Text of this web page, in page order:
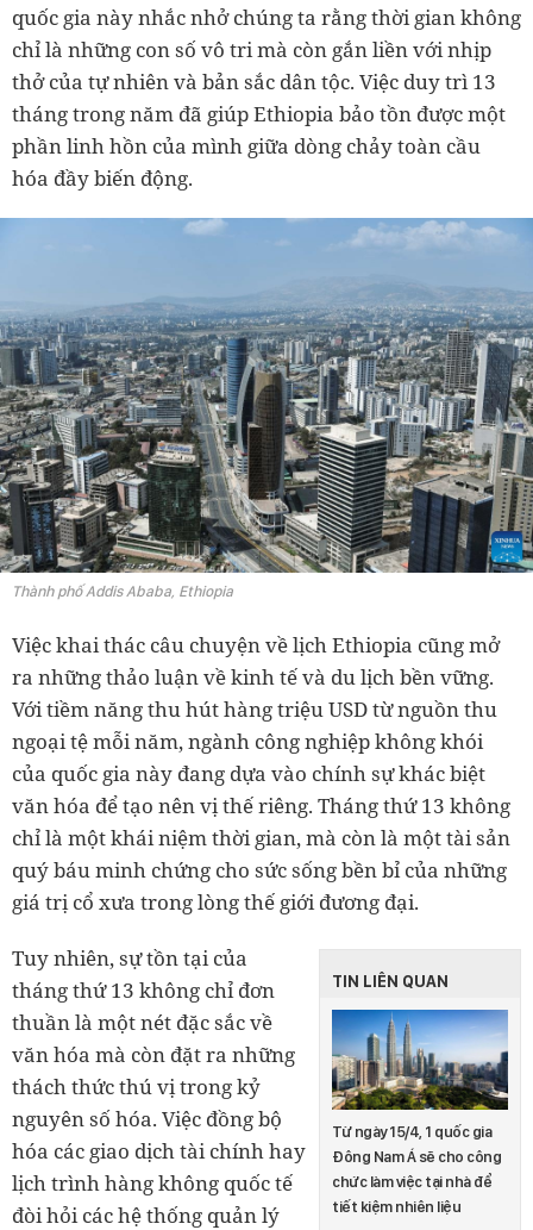
quốc gia này nhắc nhở chúng ta rằng thời gian không
chỉ là những con số vô tri mà còn gắn liền với nhịp
thở của tự nhiên và bản sắc dân tộc. Việc duy trì 13
tháng trong năm đã giúp Ethiopia bảo tồn được một
phần linh hồn của mình giữa dòng chảy toàn cầu
hóa đầy biến động.
Thành phố Addis Ababa, Ethiopia
Việc khai thác câu chuyện về lịch Ethiopia cũng mở
ra những thảo luận về kinh tế và du lịch bền vững.
Với tiềm năng thu hút hàng triệu USD từ nguồn thu
ngoại tệ mỗi năm, ngành công nghiệp không khói
của quốc gia này đang dựa vào chính sự khác biệt
văn hóa để tạo nên vị thế riêng. Tháng thứ 13 không
chỉ là một khái niệm thời gian, mà còn là một tài sản
quý báu minh chứng cho sức sống bền bỉ của những
giá trị cổ xưa trong lòng thế giới đương đại.
TIN LIÊN QUAN
Từ ngày 15/4, 1 quốc gia
Đông Nam Á sẽ cho công
chức làm việc tại nhà để
tiết kiệm nhiên liệu
Tuy nhiên, sự tồn tại của
tháng thứ 13 không chỉ đơn
thuần là một nét đặc sắc về
văn hóa mà còn đặt ra những
thách thức thú vị trong kỷ
nguyên số hóa. Việc đồng bộ
hóa các giao dịch tài chính hay
lịch trình hàng không quốc tế
đòi hỏi các hệ thống quản lý